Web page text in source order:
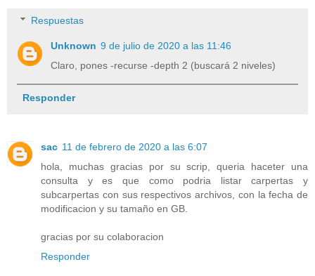
Respuestas
Unknown 9 de julio de 2020 a las 11:46
Claro, pones -recurse -depth 2 (buscará 2 niveles)
Responder
sac 11 de febrero de 2020 a las 6:07
hola, muchas gracias por su scrip, queria haceter una
consulta y es que como podria listar carpertas y
subcarpertas con sus respectivos archivos, con la fecha de
modificacion y su tamaño en GB.
gracias por su colaboracion
Responder